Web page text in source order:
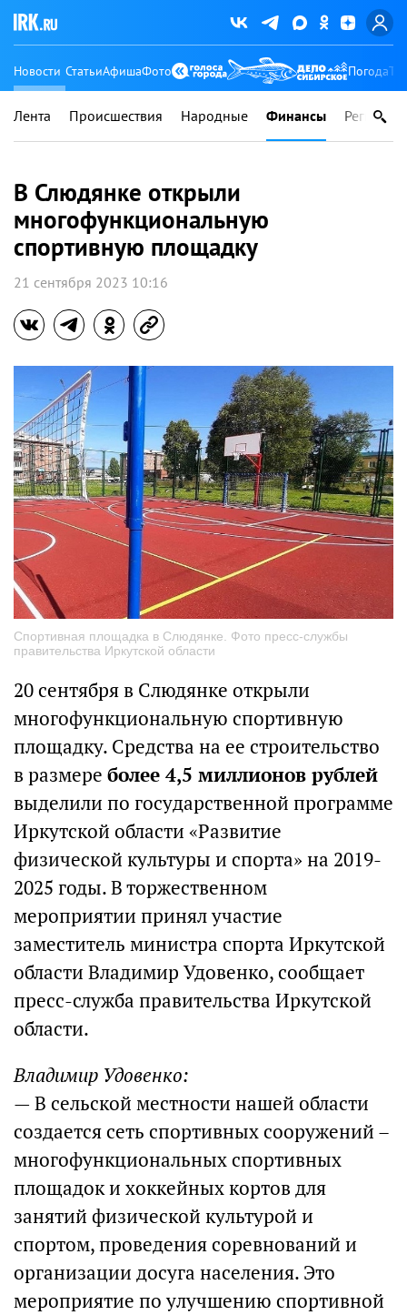
Новости СтатьиАфишаФото Погода
Лента Происшествия Народные Финансы Регионы
В Слюдянке открыли
многофункциональную
спортивную площадку
21 сентября 2023 10:16
Спортивная площадка в Слюдянке. Фото пресс-службы
правительства Иркутской области
20 сентября в Слюдянке открыли
многофункциональную спортивную
площадку. Средства на ее строительство
в размере более 4,5 миллионов рублей
выделили по государственной программе
Иркутской области «Развитие
физической культуры и спорта» на 2019-
2025 годы. В торжественном
мероприятии принял участие
заместитель министра спорта Иркутской
области Владимир Удовенко, сообщает
пресс-служба правительства Иркутской
области.
Владимир Удовенко:
— В сельской местности нашей области
создается сеть спортивных сооружений –
многофункциональных спортивных
площадок и хоккейных кортов для
занятий физической культурой и
спортом, проведения соревнований и
организации досуга населения. Это
мероприятие по улучшению спортивной